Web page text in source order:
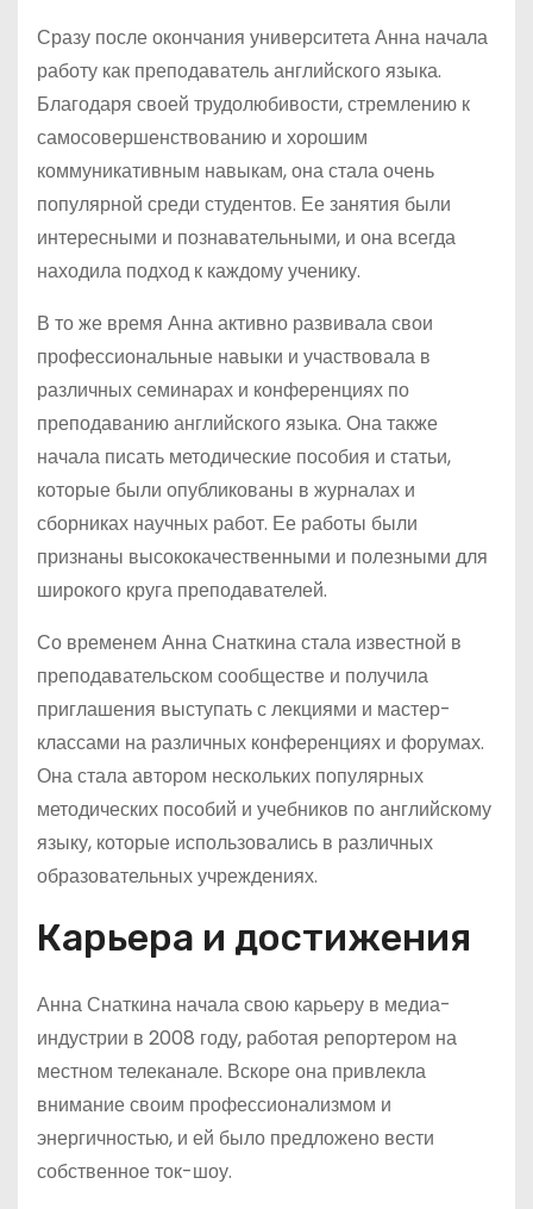
Сразу после окончания университета Анна начала
работу как преподаватель английского языка.
Благодаря своей трудолюбивости, стремлению к
самосовершенствованию и хорошим
коммуникативным навыкам, она стала очень
популярной среди студентов. Ее занятия были
интересными и познавательными, и она всегда
находила подход к каждому ученику.
В то же время Анна активно развивала свои
профессиональные навыки и участвовала в
различных семинарах и конференциях по
преподаванию английского языка. Она также
начала писать методические пособия и статьи,
которые были опубликованы в журналах и
сборниках научных работ. Ее работы были
признаны высококачественными и полезными для
широкого круга преподавателей.
Со временем Анна Снаткина стала известной в
преподавательском сообществе и получила
приглашения выступать с лекциями и мастер-
классами на различных конференциях и форумах.
Она стала автором нескольких популярных
методических пособий и учебников по английскому
языку, которые использовались в различных
образовательных учреждениях.
Карьера и достижения
Анна Снаткина начала свою карьеру в медиа-
индустрии в 2008 году, работая репортером на
местном телеканале. Вскоре она привлекла
внимание своим профессионализмом и
энергичностью, и ей было предложено вести
собственное ток-шоу.